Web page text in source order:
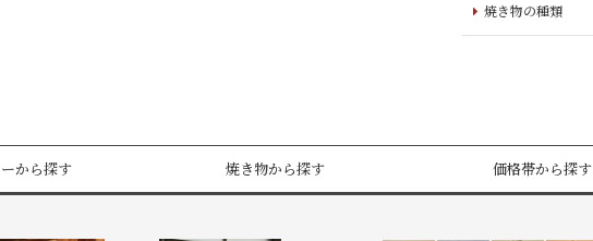
焼き物の種類
から探す 焼き物から探す 価格帯から探す